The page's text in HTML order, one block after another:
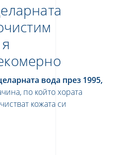
вода през 1995,
по който хората
кожата си